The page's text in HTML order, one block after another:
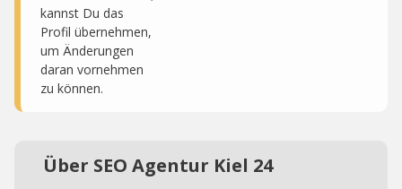
kannst Du das
Profil übernehmen,
um Änderungen
daran vornehmen
zu können.
Über SEO Agentur Kiel 24